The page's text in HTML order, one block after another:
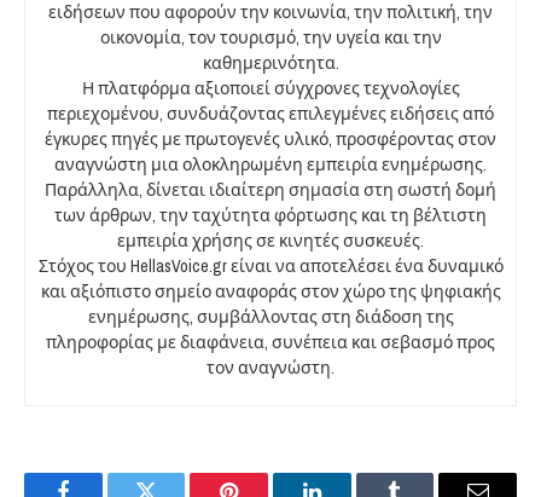
ειδήσεων που αφορούν την κοινωνία, την πολιτική, την
οικονομία, τον τουρισμό, την υγεία και την
καθημερινότητα.
Η πλατφόρμα αξιοποιεί σύγχρονες τεχνολογίες
περιεχομένου, συνδυάζοντας επιλεγμένες ειδήσεις από
έγκυρες πηγές με πρωτογενές υλικό, προσφέροντας στον
αναγνώστη μια ολοκληρωμένη εμπειρία ενημέρωσης.
Παράλληλα, δίνεται ιδιαίτερη σημασία στη σωστή δομή
των άρθρων, την ταχύτητα φόρτωσης και τη βέλτιστη
εμπειρία χρήσης σε κινητές συσκευές.
Στόχος του HellasVoice.gr είναι να αποτελέσει ένα δυναμικό
και αξιόπιστο σημείο αναφοράς στον χώρο της ψηφιακής
ενημέρωσης, συμβάλλοντας στη διάδοση της
πληροφορίας με διαφάνεια, συνέπεια και σεβασμό προς
τον αναγνώστη.